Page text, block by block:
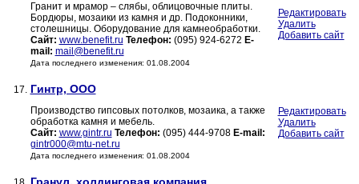
Гранит и мрамор – слябы, облицовочные плиты.
Бордюры, мозаики из камня и др. Подоконники,
столешницы. Оборудование для камнеобработки.
Сайт: www.benefit.ru Телефон: (095) 924-6272 E-
mail: mail@benefit.ru
Дата последнего изменения: 01.08.2004
Редактировать
Удалить
Добавить сайт
17. Гинтр, ООО
Производство гипсовых потолков, мозаика, а также
обработка камня и мебель.
Сайт: www.gintr.ru Телефон: (095) 444-9708 E-mail:
gintr000@mtu-net.ru
Дата последнего изменения: 01.08.2004
Редактировать
Удалить
Добавить сайт